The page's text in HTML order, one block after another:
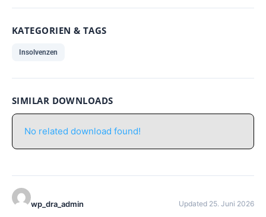
KATEGORIEN & TAGS
Insolvenzen
SIMILAR DOWNLOADS
No related download found!
wp_dra_admin Updated 25. Juni 2026